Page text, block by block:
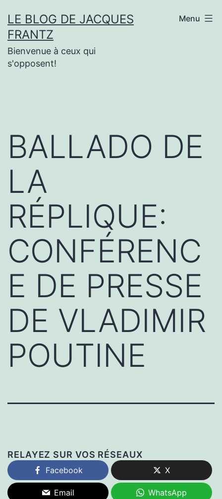
au
contenu
LE BLOG DE JACQUES
FRANTZ
Bienvenue à ceux qui
s'opposent!
Menu
BALLADO DE
LA
RÉPLIQUE:
CONFÉRENC
E DE PRESSE
DE VLADIMIR
POUTINE
RELAYEZ SUR VOS RÉSEAUX
Facebook X
Email WhatsApp